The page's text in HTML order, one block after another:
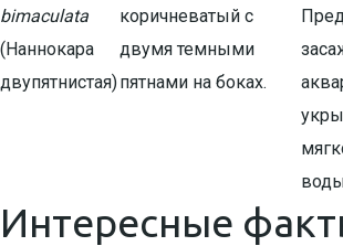
bimaculata
(Наннокара
двупятнистая)
коричневатый с
двумя темными
пятнами на боках.
Интересные